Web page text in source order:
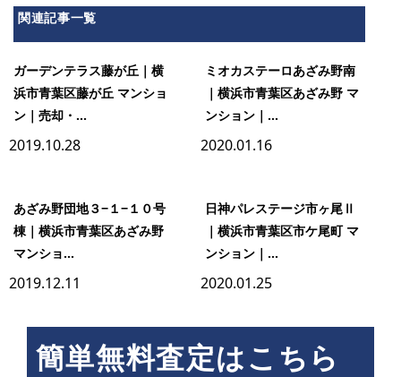
関連記事一覧
ガーデンテラス藤が丘｜横
浜市青葉区藤が丘 マンショ
ン｜売却・...
2019.10.28
ミオカステーロあざみ野南
｜横浜市青葉区あざみ野 マ
ンション｜...
2020.01.16
あざみ野団地３−１−１０号
棟｜横浜市青葉区あざみ野
マンショ...
2019.12.11
日神パレステージ市ヶ尾Ⅱ
｜横浜市青葉区市ケ尾町 マ
ンション｜...
2020.01.25
簡単無料査定はこちら